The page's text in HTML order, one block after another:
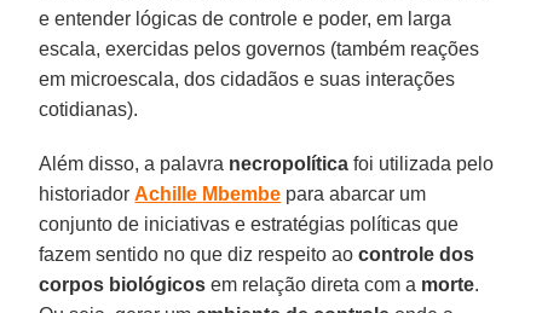
e entender lógicas de controle e poder, em larga
escala, exercidas pelos governos (também reações
em microescala, dos cidadãos e suas interações
cotidianas).
Além disso, a palavra necropolítica foi utilizada pelo
historiadorAchille Mbembe para abarcar um
conjunto de iniciativas e estratégias políticas que
fazem sentido no que diz respeito aocontrole dos
corpos biológicos em relação direta com a morte.